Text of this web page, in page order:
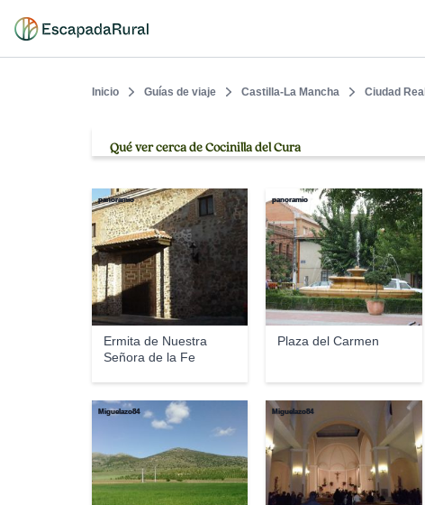
Inicio Guías de viaje Castilla-La Mancha Ciudad Real
Qué ver cerca de Cocinilla del Cura
Ermita de Nuestra
Señora de la Fe
panoramio
Plaza del Carmen
panoramio
Miguelazo84 Miguelazo84